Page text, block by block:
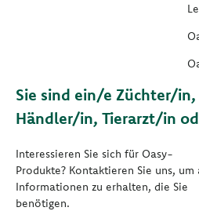
Sie sind ein/e Züchter/
Händler/in, Tierarzt/in
Interessieren Sie sich für Oasy-
Produkte? Kontaktieren Sie uns, um
Informationen zu erhalten, die Sie
benötigen.